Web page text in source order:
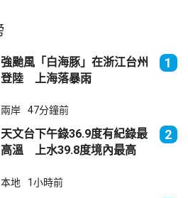
強颱風「白海豚」在浙江台州
登陸 上海落暴雨
1
兩岸 47分鐘前
天文台下午錄36.9度有紀錄最
高溫 上水39.8度境內最高
2
本地 1小時前